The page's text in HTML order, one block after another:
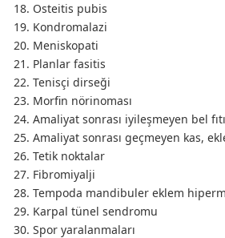
Osteitis pubis
Kondromalazi
Meniskopati
Planlar fasitis
Tenisçi dirseği
Morfin nörinoması
Amaliyat sonrası iyileşmeyen bel
Amaliyat sonrası geçmeyen kas,
Tetik noktalar
Fibromiyalji
Tempoda mandibuler eklem
Karpal tünel sendromu
Spor yaralanmaları